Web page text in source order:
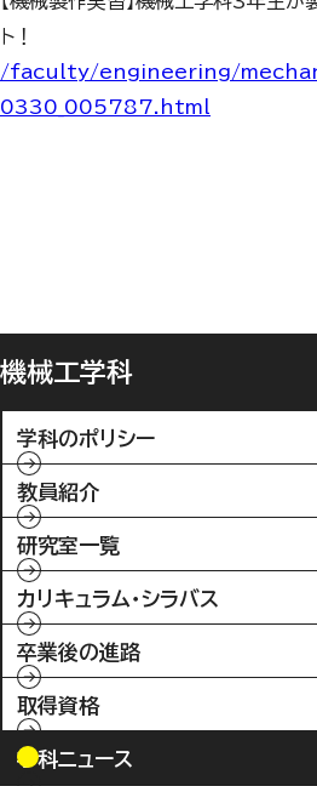
ト！
/faculty/engineering/
0330_005787.html
機械工学科
学科のポリシー
教員紹介
研究室一覧
カリキュラム・シラバス
卒業後の進路
取得資格
学科ニュース